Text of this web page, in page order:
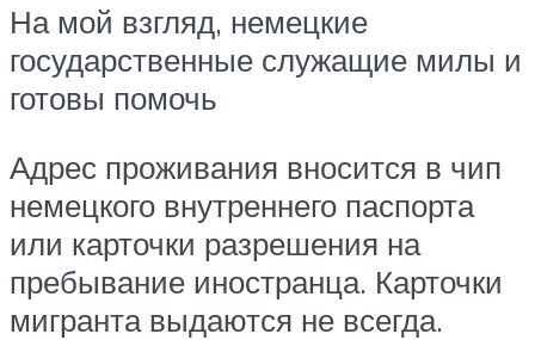
На мой взгляд, немецкие
государственные служащие милы и
готовы помочь
Адрес проживания вносится в чип
немецкого внутреннего паспорта
или карточки разрешения на
пребывание иностранца. Карточки
мигранта выдаются не всегда.